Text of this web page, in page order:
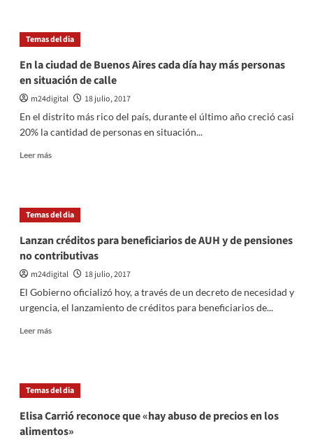
marihuana
recreativa
se
puede
conseguir
las
farmacias
Temas del dia
En la ciudad de Buenos Aires cada día hay más personas
en situación de calle
m24digital
18 julio, 2017
En el distrito más rico del país, durante el último año creció casi
20% la cantidad de personas en situación...
Leer másLeer
la
ciudad
Buenos
Aires
cada
hay
más
Temas del dia
Lanzan créditos para beneficiarios de AUH y de pensiones
no contributivas
m24digital
18 julio, 2017
El Gobierno oficializó hoy, a través de un decreto de necesidad y
urgencia, el lanzamiento de créditos para beneficiarios de...
Leer másLeer
créditos
para
de
AUH
Temas del dia
Elisa Carrió reconoce que «hay abuso de precios en los
alimentos»